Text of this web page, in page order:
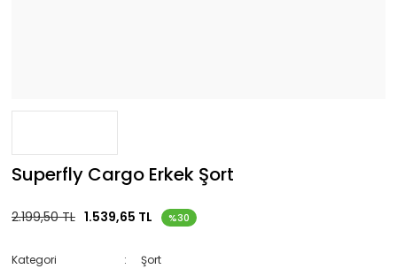
Superfly Cargo Erkek Şort
2.199,50 TL 1.539,65 TL %30
Kategori
Şort